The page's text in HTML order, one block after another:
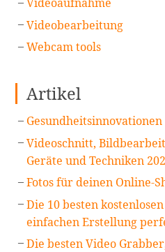
Videobearbeitung
Webcam tools
Artikel
Videoschnitt,
Geräte und Techniken
Fotos für deinen Online-
Die 10 besten
einfachen Erstellung
Die besten Video